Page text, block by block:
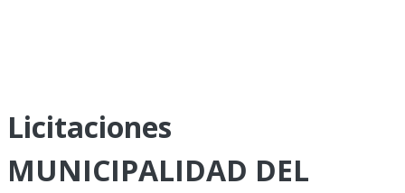
Licitaciones
MUNICIPALIDAD DEL